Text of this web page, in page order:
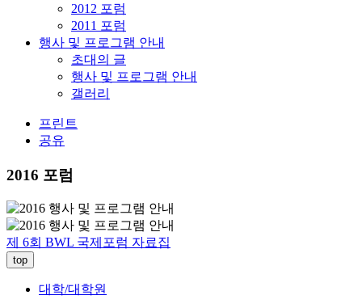
2012 포럼
2011 포럼
행사 및 프로그램 안내
초대의 글
행사 및 프로그램 안내
갤러리
프린트
공유
2016 포럼
제 6회 BWL 국제포럼 자료집
top
대학/대학원